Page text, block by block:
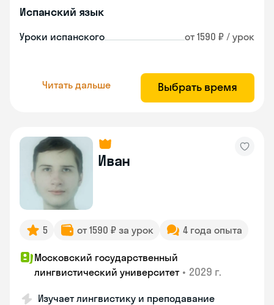
Испанский язык
Уроки испанского от 1590 ₽ / урок
Читать дальше Выбрать время
Иван
5 от 1590 ₽ за урок 4 года опыта
Московский государственный
лингвистический университет • 2029 г.
Изучает лингвистику и преподавание